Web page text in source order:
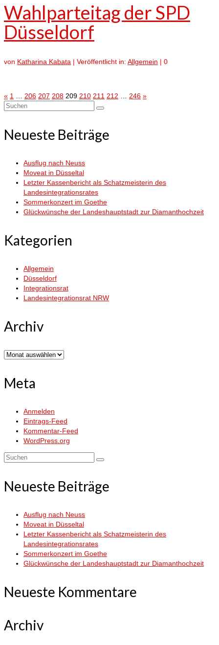
Wahlparteitag der SPD
Düsseldorf
von Katharina Kabata | Veröffentlicht in: Allgemein | 0
Seitennummerierung
Beiträge
« 1 … 206 207 208 209 210 211 212 … 246 »
Suchen
Neueste Beiträge
Ausflug nach Neuss
Moveat in Düsseltal
Letzter Kassenbericht als Schatzmeisterin des
Landesintegrationsrates
Sommerkonzert im Goethe
Glückwünsche der Landeshauptstadt zur Diamanthochzeit
Kategorien
Allgemein
Düsseldorf
Integrationsrat
Landesintegrationsrat NRW
Archiv
Archiv
Meta
Anmelden
Eintrags-Feed
Kommentar-Feed
WordPress.org
Suchen
Neueste Beiträge
Ausflug nach Neuss
Moveat in Düsseltal
Letzter Kassenbericht als Schatzmeisterin des
Landesintegrationsrates
Sommerkonzert im Goethe
Glückwünsche der Landeshauptstadt zur Diamanthochzeit
Neueste Kommentare
Archiv